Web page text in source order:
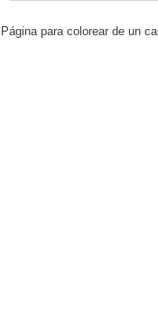
Página para colorear de un